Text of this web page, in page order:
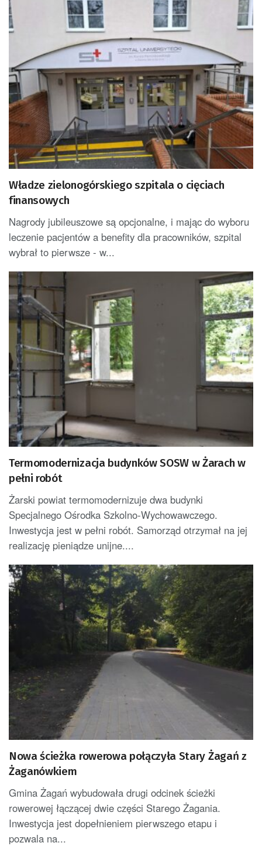
Władze zielonogórskiego szpitala o cięciach
finansowych
Nagrody jubileuszowe są opcjonalne, i mając do wyboru
leczenie pacjentów a benefity dla pracowników, szpital
wybrał to pierwsze - w...
Termomodernizacja budynków SOSW w Żarach w
pełni robót
Żarski powiat termomodernizuje dwa budynki
Specjalnego Ośrodka Szkolno-Wychowawczego.
Inwestycja jest w pełni robót. Samorząd otrzymał na jej
realizację pieniądze unijne....
Nowa ścieżka rowerowa połączyła Stary Żagań z
Żaganówkiem
Gmina Żagań wybudowała drugi odcinek ścieżki
rowerowej łączącej dwie części Starego Żagania.
Inwestycja jest dopełnieniem pierwszego etapu i
pozwala na...